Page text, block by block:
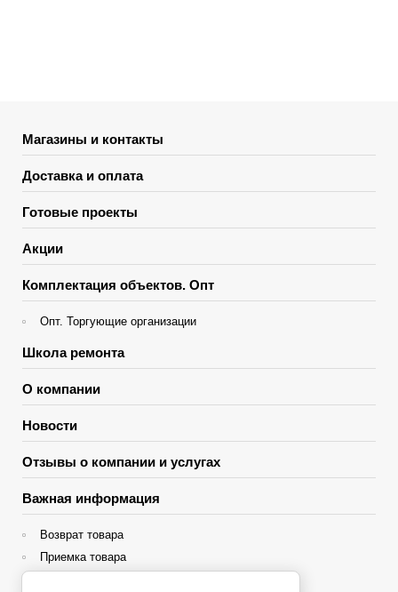
Магазины и контакты
Доставка и оплата
Готовые проекты
Акции
Комплектация объектов. Опт
Опт. Торгующие организации
Школа ремонта
О компании
Новости
Отзывы о компании и услугах
Важная информация
Возврат товара
Приемка товара